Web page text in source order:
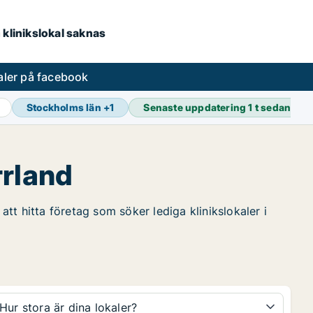
saknas
på facebook
Stockholms län +1 Senaste uppdatering1 t sedan
hitta företag som söker lediga klinikslokaler i
Hur stora är dina lokaler?